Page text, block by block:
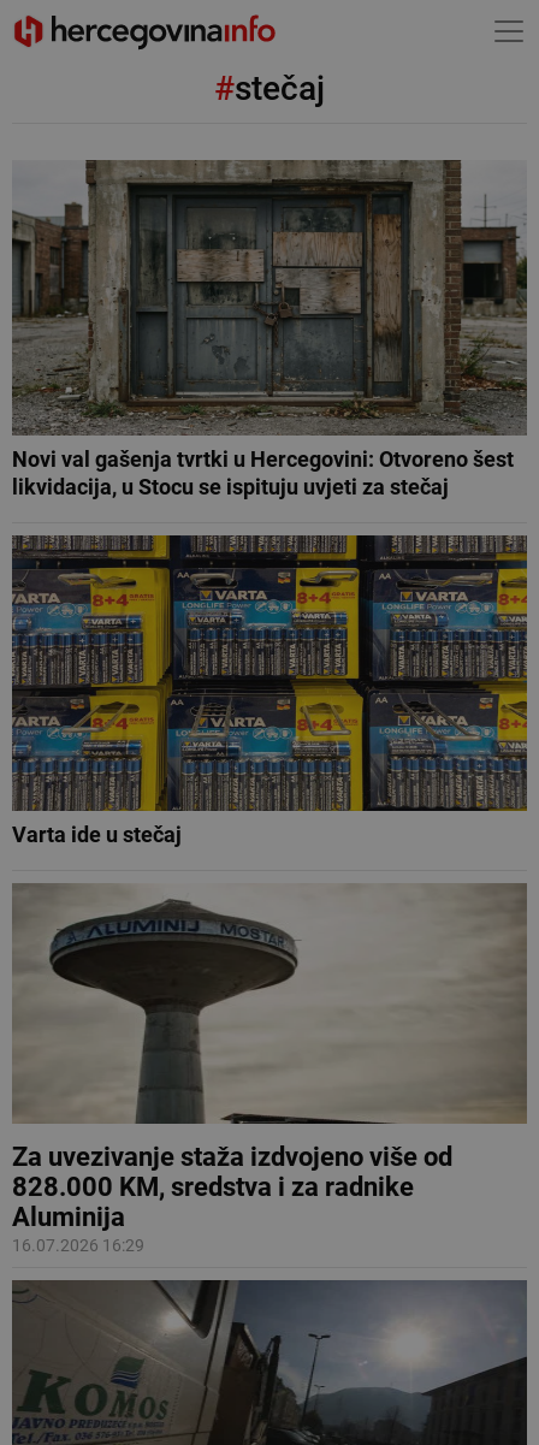
#stečaj
Novi val gašenja tvrtki u Hercegovini: Otvoreno šest
likvidacija, u Stocu se ispituju uvjeti za stečaj
Varta ide u stečaj
Za uvezivanje staža izdvojeno više od
828.000 KM, sredstva i za radnike
Aluminija
16.07.2026 16:29